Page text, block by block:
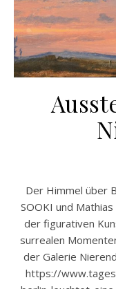
Der Himmel über Berlin leuchtet : Eine Ausstellung von
SOOKI und
der figurativen
surrealen
der Galerie
https://